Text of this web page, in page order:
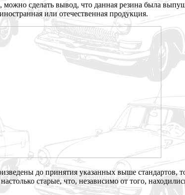
сделать вывод, что данная резина была
или отечественная продукция.
до принятия указанных выше стандартов,
старые, что, независимо от того,